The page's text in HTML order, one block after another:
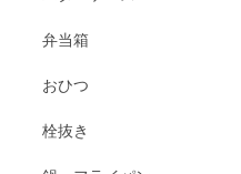
弁当箱
おひつ
栓抜き